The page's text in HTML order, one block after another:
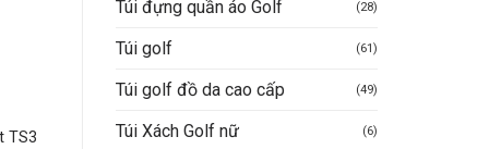
Túi đựng quần áo Golf (28)
Túi golf (61)
Túi golf đồ da cao cấp (49)
Túi Xách Golf nữ (6)
TS3
Gậy golf putter Titleist
Gậy golf Putter